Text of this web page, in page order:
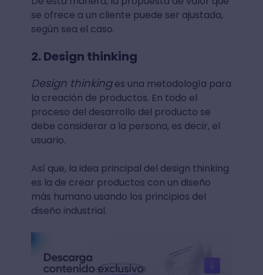
se ofrece a un cliente puede ser ajustada,
según sea el caso.
2. Design thinking
Design thinkinges una metodología para
la creación de productos. En todo el
proceso del desarrollo del producto se
debe considerar a la persona, es decir, el
usuario.
Así que, la idea principal del design thinking
es la de crear productos con un diseño
más humano usando los principios del
diseño industrial.